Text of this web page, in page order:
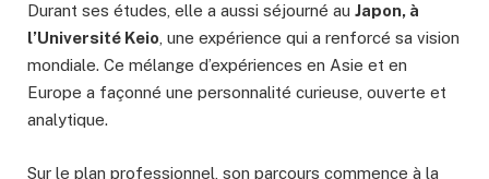
Durant ses études, elle a aussi séjourné au Japon, à
l’Université Keio, une expérience qui a renforcé sa vision
mondiale. Ce mélange d’expériences en Asie et en
Europe a façonné une personnalité curieuse, ouverte et
analytique.
Sur le plan professionnel, son parcours commence à la